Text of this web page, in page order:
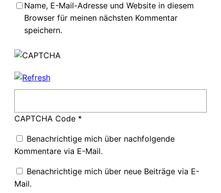
Name, E-Mail-Adresse und Website in diesem
Browser für meinen nächsten Kommentar
speichern.
CAPTCHA Code*
Benachrichtige mich über nachfolgende
Kommentare via E-Mail.
Benachrichtige mich über neue Beiträge via E-
Mail.